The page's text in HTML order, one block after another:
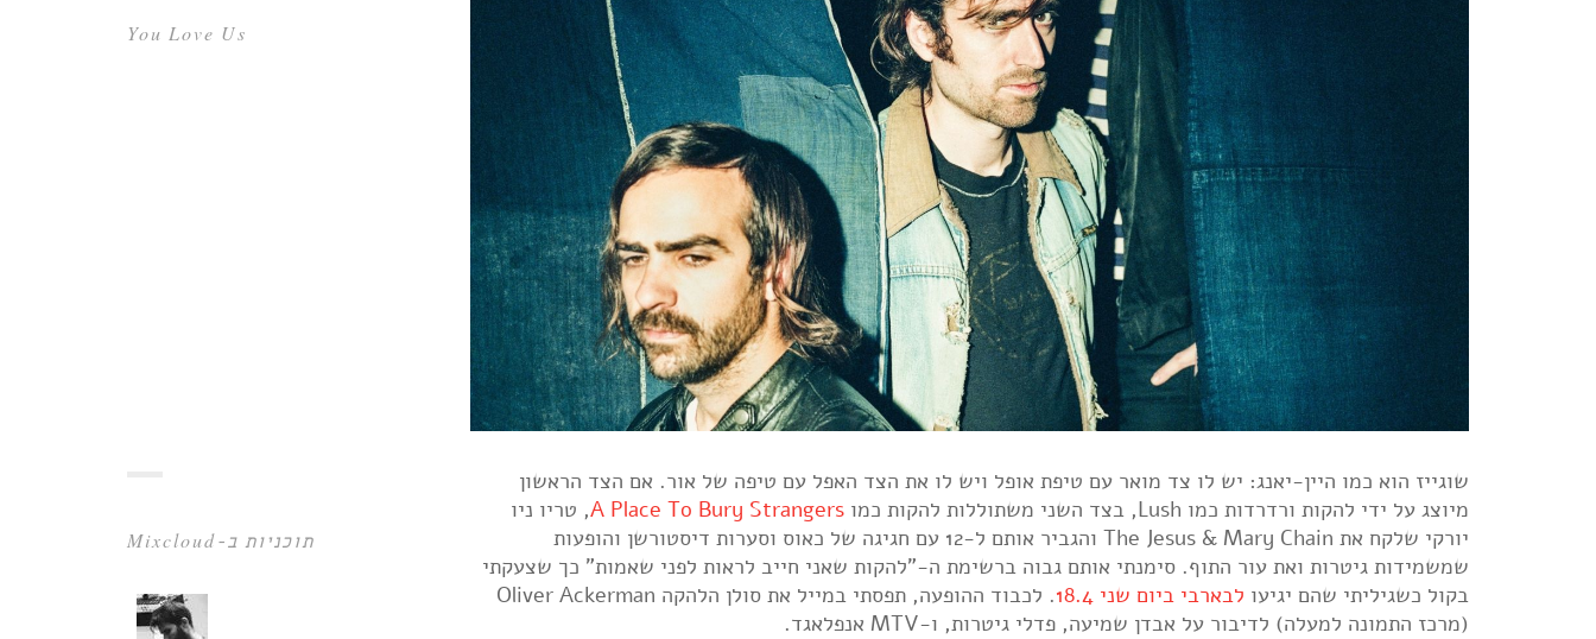
שוגייז הוא כמו היין-יאנג: יש לו צד מואר עם טיפת אופל ויש לו את הצד האפל עם טיפה של אור. אם הצד הראשון
מיוצג על ידי להקות ורדרדות כמו Lush, בצד השני משתוללות להקות כמו
A Place To Bury Strangers, טריו ניו
יורקי שלקח את The Jesus & Mary Chain והגביר אותם ל-12 עם חגיגה של כאוס וסערות דיסטורשן והופעות
שמשמידות גיטרות ואת עור התוף. סימנתי אותם גבוה ברשימת ה-"להקות שאני חייב לראות לפני שאמות" כך שצעקתי
בקול כשגיליתי שהם יגיעו לבארבי ביום שני 18.4
. לכבוד ההופעה, תפסתי במייל את סולן הלהקה Oliver Ackerman
(מרכז התמונה למעלה) לדיבור על אבדן שמיעה, פדלי גיטרות, ו-MTV אנפלאגד.
You Love Us
תוכניות ב-Mixcloud